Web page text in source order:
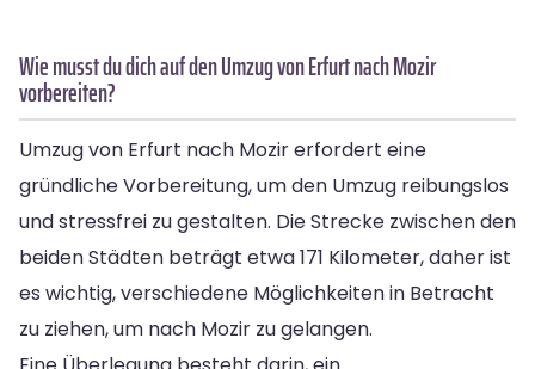
Wie musst du dich auf den Umzug von Erfurt nach Mozir
vorbereiten?
Umzug von Erfurt nach Mozir erfordert eine
gründliche Vorbereitung, um den Umzug reibungslos
und stressfrei zu gestalten. Die Strecke zwischen den
beiden Städten beträgt etwa 171 Kilometer, daher ist
es wichtig, verschiedene Möglichkeiten in Betracht
zu ziehen, um nach Mozir zu gelangen.